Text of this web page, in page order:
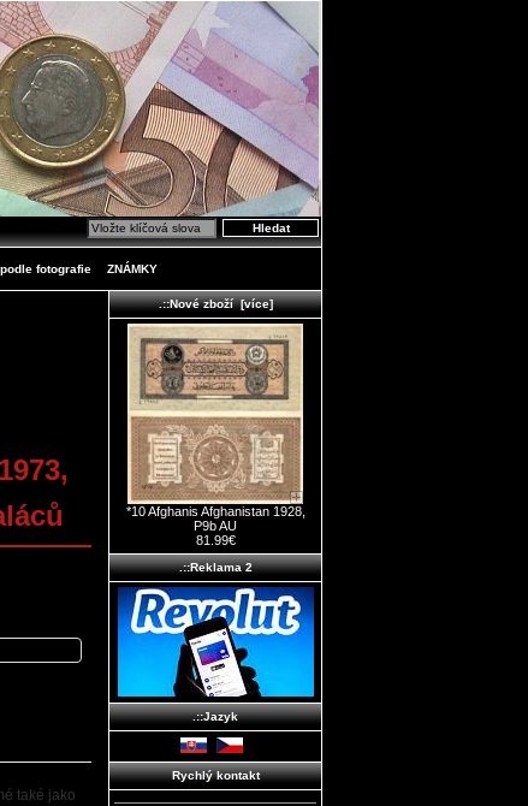
fotografie ZNÁMKY
také jako
.::Nové zboží [více]
*10 Afghanis Afghanistan 1928,
P9b AU
81.99€
.::Reklama 2
.::Jazyk
Rychlý kontakt